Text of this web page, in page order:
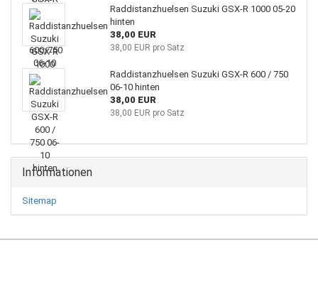
Raddistanzhuelsen Suzuki GSX-R 1000 05-20
hinten
38,00 EUR
38,00 EUR pro Satz
Raddistanzhuelsen Suzuki GSX-R 600 / 750
06-10 hinten
38,00 EUR
38,00 EUR pro Satz
Informationen
Sitemap